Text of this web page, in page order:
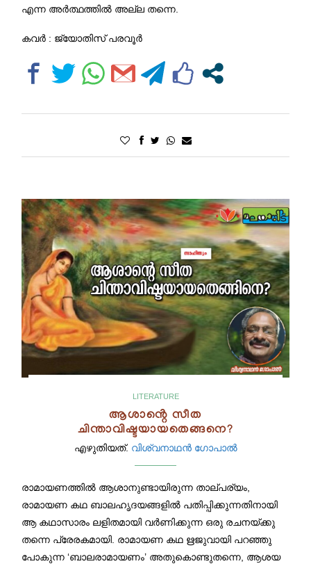
എന്ന അർത്ഥത്തിൽ അല്ല തന്നെ.
കവർ : ജ്യോതിസ് പരവൂർ
LITERATURE
ആശാൻ്റെ സീത
ചിന്താവിഷ്ടയായതെങ്ങനെ?
എഴുതിയത്. വിശ്വനാഥൻ ഗോപാൽ
രാമായണത്തിൽ ആശാനുണ്ടായിരുന്ന താല്പര്യം,
രാമായണ കഥ ബാലഹൃദയങ്ങളിൽ പതിപ്പിക്കുന്നതിനായി
ആ കഥാസാരം ലളിതമായി വർണിക്കുന്ന ഒരു രചനയ്ക്കു
തന്നെ പ്രേരകമായി. രാമായണ കഥ ഋജുവായി പറഞ്ഞു
പോകുന്ന ‘ബാലരാമായണം’ അതുകൊണ്ടുതന്നെ, ആശയ